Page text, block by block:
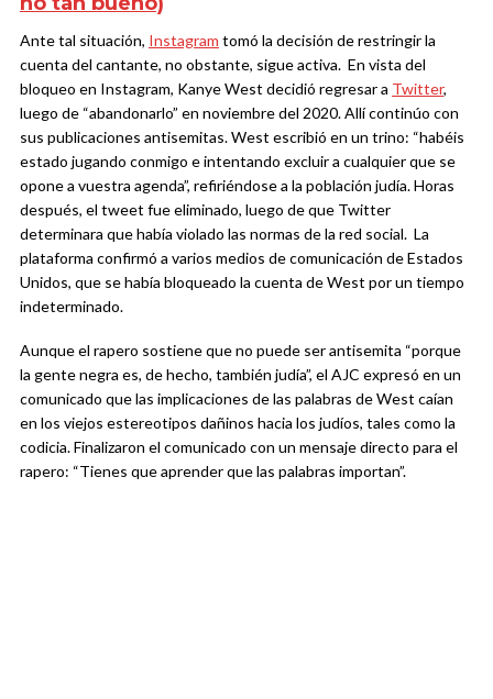
Ante tal situación, Instagram tomó la decisión de restringir la
cuenta del cantante, no obstante, sigue activa. En vista del
bloqueo en Instagram, Kanye West decidió regresar a Twitter,
luego de “abandonarlo” en noviembre del 2020. Allí continúo con
sus publicaciones antisemitas. West escribió en un trino: “habéis
estado jugando conmigo e intentando excluir a cualquier que se
opone a vuestra agenda”, refiriéndose a la población judía. Horas
después, el tweet fue eliminado, luego de que Twitter
determinara que había violado las normas de la red social. La
plataforma confirmó a varios medios de comunicación de Estados
Unidos, que se había bloqueado la cuenta de West por un tiempo
indeterminado.
Aunque el rapero sostiene que no puede ser antisemita “porque
la gente negra es, de hecho, también judía”, el AJC expresó en un
comunicado que las implicaciones de las palabras de West caían
en los viejos estereotipos dañinos hacia los judíos, tales como la
codicia. Finalizaron el comunicado con un mensaje directo para el
rapero: “Tienes que aprender que las palabras importan”.